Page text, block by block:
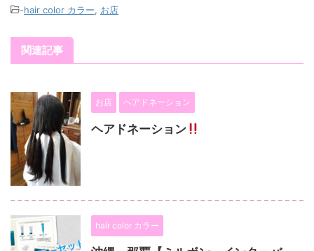
-hair color カラー, お店
関連記事
お店 ヘアドネーション
ヘアドネーション
hair color カラー